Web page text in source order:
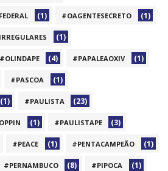
(1) #OAGENTESECRETO (1)
(1)
#OLINDAPE (4) #PAPALEAOXIV (1)
#PASCOA (1)
(1) #PAULISTA (23)
(1) #PAULISTAPE (3)
#PEACE (1) #PENTACAMPEÃO (1)
#PERNAMBUCO (8) #PIPOCA (1)